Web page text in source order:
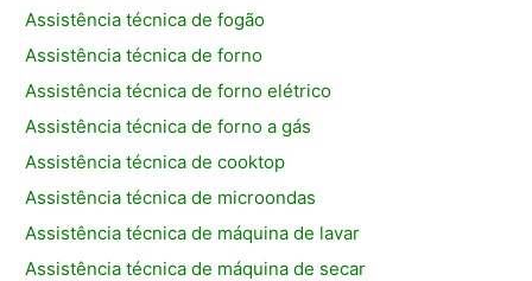
Assistência técnica de fogão
Assistência técnica de forno
Assistência técnica de forno elétrico
Assistência técnica de forno a gás
Assistência técnica de cooktop
Assistência técnica de microondas
Assistência técnica de máquina de lavar
Assistência técnica de máquina de secar